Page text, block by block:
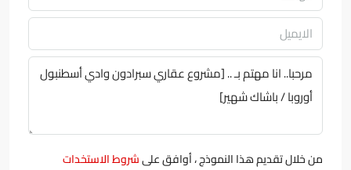
من خلال تقديم هذا النموذج ، أوافق علىشروط الاستخدات